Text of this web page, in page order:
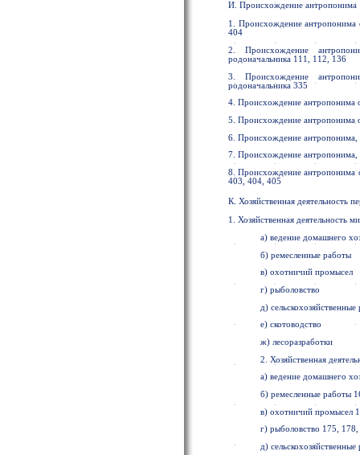
И. Происхождение антропонима
1. Происхождение антропонима
404
2. Происхождение
родоначальника 111, 112, 136
3. Происхождение
родоначальника 335
4. Происхождение антропонима
5. Происхождение антропонима
6. Происхождение антропонима,
7. Происхождение антропонима,
8. Происхождение антропонима
403, 404, 405
К. Хозяйственная деятельность
1. Хозяйственная деятельность
а) ведение домашнего
б) ремесленные работы
в) охотничий промысел
г) рыболовство
д) сельскохозяйственные
е) скотоводство
ж) лесоразработки
2. Хозяйственная
а) ведение домашнего
б) ремесленные работы
в) охотничий промысел
г) рыболовство 175,
д)